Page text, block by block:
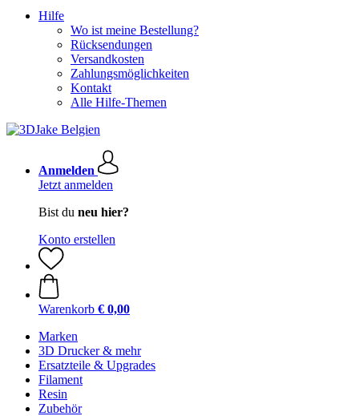
Hilfe
Wo ist meine Bestellung?
Rücksendungen
Versandkosten
Zahlungsmöglichkeiten
Kontakt
Alle Hilfe-Themen
Anmelden
Jetzt anmelden
Bist du neu hier?
Konto erstellen
Warenkorb € 0,00
Marken
3D Drucker & mehr
Ersatzteile & Upgrades
Filament
Resin
Zubehör